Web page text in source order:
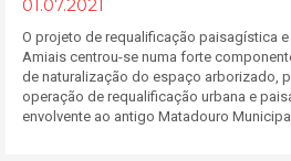
01.07.2021
O projeto de requalificação paisagística
Amiais centrou-se numa forte
de naturalização do espaço arborizado,
operação de requalificação urbana e
envolvente ao antigo Matadouro